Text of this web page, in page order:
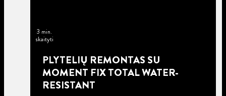
3 min.
skaityti
PLYTELIŲ REMONTAS SU
MOMENT FIX TOTAL WATER-
RESISTANT